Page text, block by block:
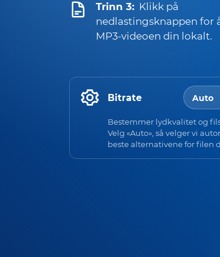
Trinn 3: Klikk på
nedlastingsknappen for
MP3-videoen din lokalt.
Bitrate
Bestemmer lydkvalitet og
Velg «Auto», så velger vi
beste alternativene for filen